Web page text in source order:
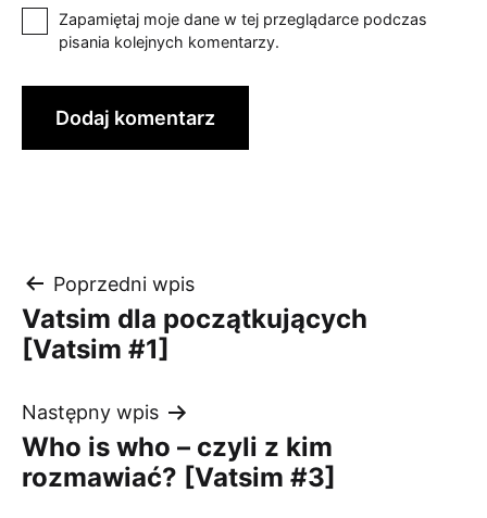
Zapamiętaj moje dane w tej przeglądarce podczas
pisania kolejnych komentarzy.
Nawigacja
wpisu
Poprzedni wpis
Vatsim dla początkujących
[Vatsim #1]
Następny wpis
Who is who – czyli z kim
rozmawiać? [Vatsim #3]